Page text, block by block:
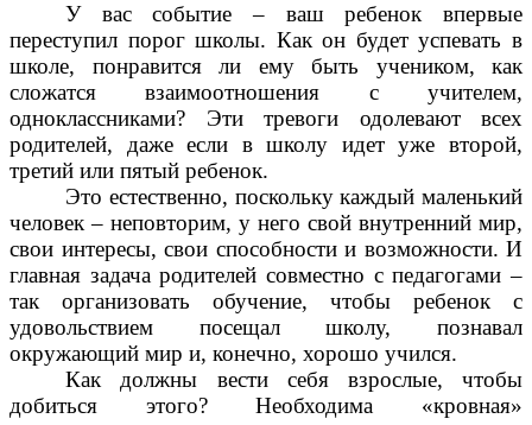
У вас событие – ваш ребенок впервые
переступил порог школы. Как он будет успевать в
школе, понравится ли ему быть учеником, как
сложатся взаимоотношения с учителем,
одноклассниками? Эти тревоги одолевают всех
родителей, даже если в школу идет уже второй,
третий или пятый ребенок.
Это естественно, поскольку каждый маленький
человек – неповторим, у него свой внутренний мир,
свои интересы, свои способности и возможности. И
главная задача родителей совместно с педагогами –
так организовать обучение, чтобы ребенок с
удовольствием посещал школу, познавал
окружающий мир и, конечно, хорошо учился.
Как должны вести себя взрослые, чтобы
добиться этого? Необходима «кровная»